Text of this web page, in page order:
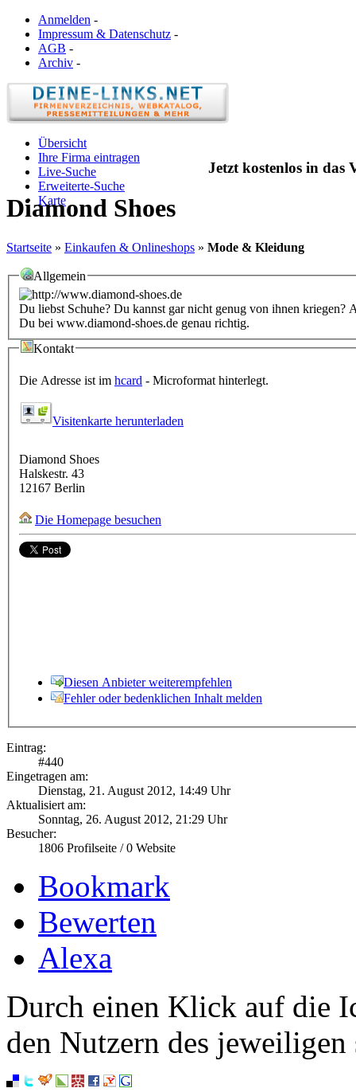
Anmelden -
Impressum & Datenschutz -
AGB -
Archiv -
Übersicht
Ihre Firma eintragen
Live-Suche
Erweiterte-Suche
Karte
Jetzt kostenlos in das
Diamond Shoes
Startseite » Einkaufen & Onlineshops » Mode & Kleidung
Allgemein
Du liebst Schuhe? Du kannst gar nicht genug von ihnen kriegen?
Du bei www.diamond-shoes.de genau richtig.
Kontakt
Die Adresse ist im hcard - Microformat hinterlegt.
Visitenkarte herunterladen
Diamond Shoes
Halskestr. 43
12167 Berlin
Die Homepage besuchen
Diesen Anbieter weiterempfehlen
Fehler oder bedenklichen Inhalt melden
Eintrag:
#440
Eingetragen am:
Dienstag, 21. August 2012, 14:49 Uhr
Aktualisiert am:
Sonntag, 26. August 2012, 21:29 Uhr
Besucher:
1806 Profilseite /0 Website
Bookmark
Bewerten
Alexa
Durch einen Klick auf die
den Nutzern des